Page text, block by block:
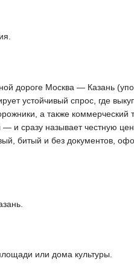
дороге Москва — Казань
устойчивый спрос, где
а также коммерческий
и сразу называет честную
битый и без документов,
или дома культуры.